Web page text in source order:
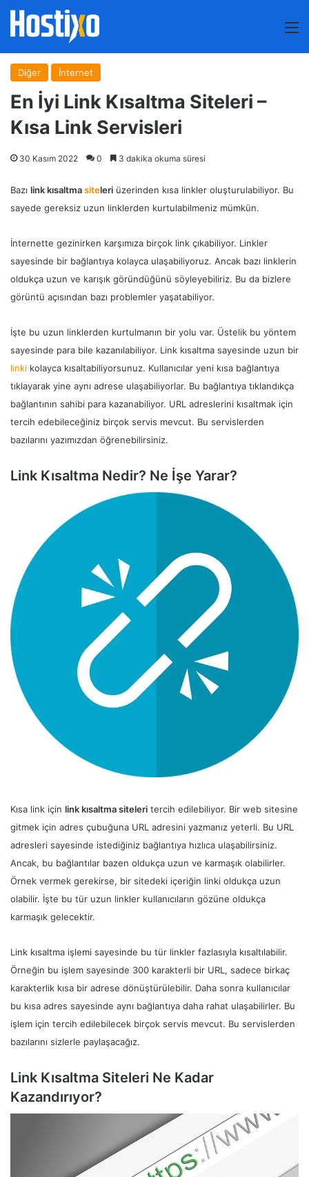
Diğer İnternet
En İyi Link Kısaltma Siteleri –
Kısa Link Servisleri
30 Kasım 2022 0 3 dakika okuma süresi
Bazı link kısaltmasiteleri üzerinden kısa linkler oluşturulabiliyor. Bu
sayede gereksiz uzun linklerden kurtulabilmeniz mümkün.
İnternette gezinirken karşımıza birçok link çıkabiliyor. Linkler
sayesinde bir bağlantıya kolayca ulaşabiliyoruz. Ancak bazı linklerin
oldukça uzun ve karışık göründüğünü söyleyebiliriz. Bu da bizlere
görüntü açısından bazı problemler yaşatabiliyor.
İşte bu uzun linklerden kurtulmanın bir yolu var. Üstelik bu yöntem
sayesinde para bile kazanılabiliyor. Link kısaltma sayesinde uzun bir
linki kolayca kısaltabiliyorsunuz. Kullanıcılar yeni kısa bağlantıya
tıklayarak yine aynı adrese ulaşabiliyorlar. Bu bağlantıya tıklandıkça
bağlantının sahibi para kazanabiliyor. URL adreslerini kısaltmak için
tercih edebileceğiniz birçok servis mevcut. Bu servislerden
bazılarını yazımızdan öğrenebilirsiniz.
Link Kısaltma Nedir? Ne İşe Yarar?
Kısa link için link kısaltma siteleri tercih edilebiliyor. Bir web sitesine
gitmek için adres çubuğuna URL adresini yazmanız yeterli. Bu URL
adresleri sayesinde istediğiniz bağlantıya hızlıca ulaşabilirsiniz.
Ancak, bu bağlantılar bazen oldukça uzun ve karmaşık olabilirler.
Örnek vermek gerekirse, bir sitedeki içeriğin linki oldukça uzun
olabilir. İşte bu tür uzun linkler kullanıcıların gözüne oldukça
karmaşık gelecektir.
Link kısaltma işlemi sayesinde bu tür linkler fazlasıyla kısaltılabilir.
Örneğin bu işlem sayesinde 300 karakterli bir URL, sadece birkaç
karakterlik kısa bir adrese dönüştürülebilir. Daha sonra kullanıcılar
bu kısa adres sayesinde aynı bağlantıya daha rahat ulaşabilirler. Bu
işlem için tercih edilebilecek birçok servis mevcut. Bu servislerden
bazılarını sizlerle paylaşacağız.
Link Kısaltma Siteleri Ne Kadar
Kazandırıyor?